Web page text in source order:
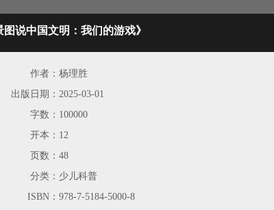
图说中国文明：我们的游戏》
作者： 杨理胜
出版日期： 2025-03-01
字数： 100000
开本： 12
页数： 48
分类： 少儿科普
ISBN： 978-7-5184-5000-8